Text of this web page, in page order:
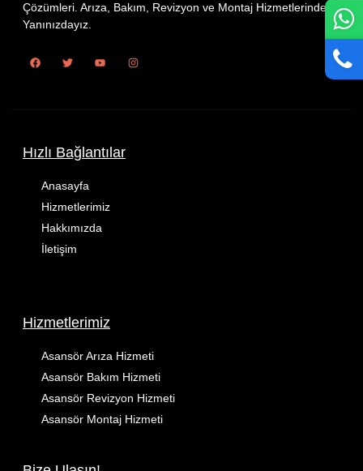
Çözümleri. Arıza, Bakım, Revizyon ve Montaj Hizmetlerinde
Yanınızdayız.
Hızlı Bağlantılar
Anasayfa
Hizmetlerimiz
Hakkımızda
İletişim
Hizmetlerimiz
Asansör Arıza Hizmeti
Asansör Bakım Hizmeti
Asansör Revizyon Hizmeti
Asansör Montaj Hizmeti